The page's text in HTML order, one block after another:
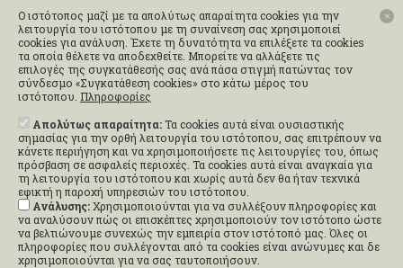
Ο ιστότοπος μαζί με τα απολύτως απαραίτητα cookies για την
λειτουργία του ιστότοπου με τη συναίνεση σας χρησιμοποιεί
cookies για ανάλυση. Έχετε τη δυνατότητα να επιλέξετε τα cookies
τα οποία θέλετε να αποδεχθείτε. Μπορείτε να αλλάξετε τις
επιλογές της συγκατάθεσής σας ανά πάσα στιγμή πατώντας τον
σύνδεσμο «Συγκατάθεση cookies» στο κάτω μέρος του
ιστότοπου. Πληροφορίες
Απολύτως απαραίτητα:Τα cookies αυτά είναι ουσιαστικής
σημασίας για την ορθή λειτουργία του ιστότοπου, σας επιτρέπουν να
κάνετε περιήγηση και να χρησιμοποιήσετε τις λειτουργίες του, όπως
πρόσβαση σε ασφαλείς περιοχές. Τα cookies αυτά είναι αναγκαία για
τη λειτουργία του ιστότοπου και χωρίς αυτά δεν θα ήταν τεχνικά
εφικτή η παροχή υπηρεσιών του ιστότοπου.
Ανάλυσης:Χρησιμοποιούνται για να συλλέξουν πληροφορίες και
να αναλύσουν πώς οι επισκέπτες χρησιμοποιούν τον ιστότοπο ώστε
να βελτιώνουμε συνεχώς την εμπειρία στον ιστότοπό μας. Όλες οι
πληροφορίες που συλλέγονται από τα cookies είναι ανώνυμες και δε
χρησιμοποιούνται για να σας ταυτοποιήσουν.
✕